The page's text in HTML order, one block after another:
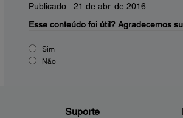
Publicado: 21 de abr. de 2016
Esse conteúdo foi útil? Agradecemos
Sim
Não
Suporte